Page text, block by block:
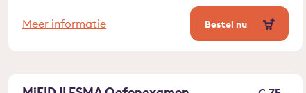
Meer informatie Bestel nu